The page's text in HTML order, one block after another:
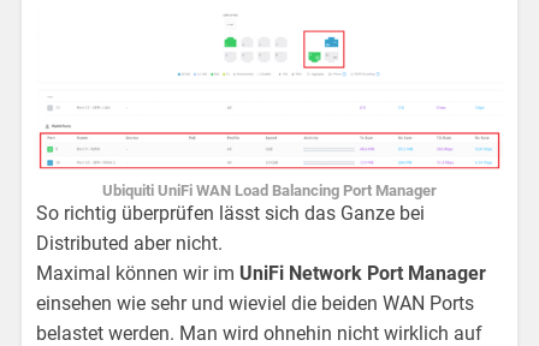
Ubiquiti UniFi WAN Load Balancing Port Manager
So richtig überprüfen lässt sich das Ganze bei
Distributed aber nicht.
Maximal können wir im UniFi Network Port Manager
einsehen wie sehr und wieviel die beiden WAN Ports
belastet werden. Man wird ohnehin nicht wirklich auf